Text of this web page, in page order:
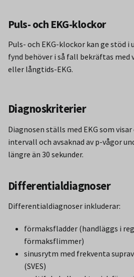
Puls- och EKG-klockor
Puls- och EKG-klockor kan ge stöd i
fynd behöver i så fall bekräftas med
eller långtids-EKG.
Diagnoskriterier
Diagnosen ställs med EKG som
intervall och avsaknad av p-vågor
längre än 30 sekunder.
Differentialdiagnoser
Differentialdiagnoser inkluderar:
förmaksfladder (handläggs i
förmaksflimmer)
sinusrytm med frekventa
(SVES)